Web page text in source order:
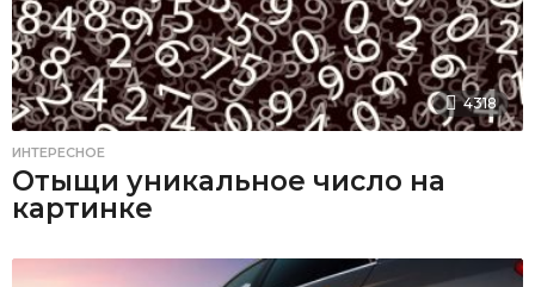
4318
ИНТЕРЕСНОЕ
Отыщи уникальное число на
картинке